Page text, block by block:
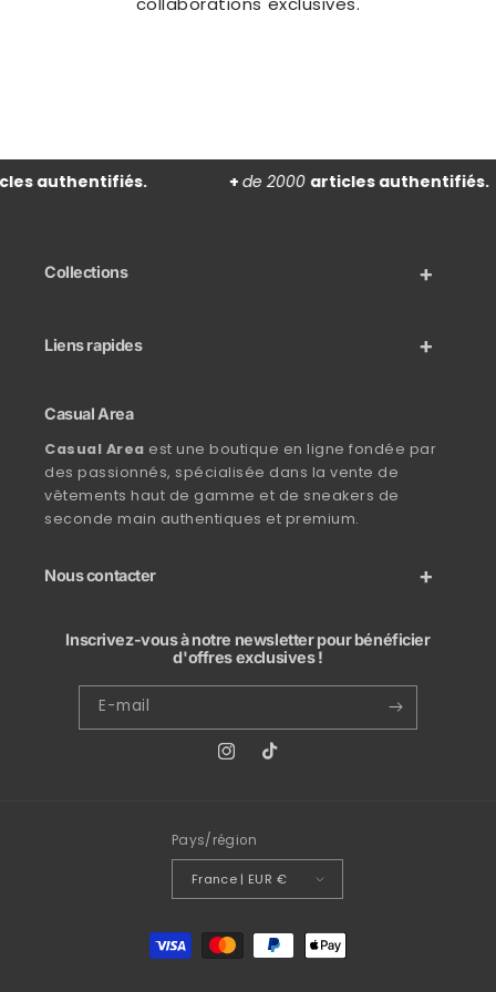
authentifiés. +de 2000articles authentifiés.
Collections
Liens rapides
Casual Area
Casual Area est une boutique en ligne fondée par
des passionnés, spécialisée dans la vente de
vêtements haut de gamme et de sneakers de
seconde main authentiques et premium.
Nous contacter
Inscrivez-vous à notre newsletter pour bénéficier
d'offres exclusives !
E-mail
Instagram
TikTok
Pays/région
France | EUR €